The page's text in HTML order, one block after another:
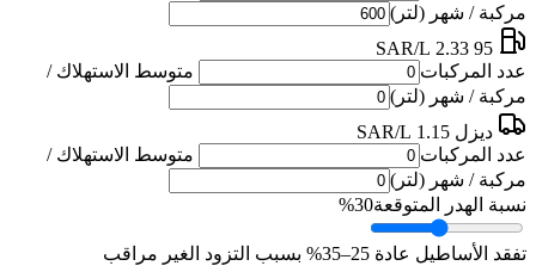
مركبة / شهر (لتر)
95
2.33 SAR/L
عدد المركبات
متوسط الاستهلاك /
مركبة / شهر (لتر)
ديزل 1.15 SAR/L
عدد المركبات
متوسط الاستهلاك /
مركبة / شهر (لتر)
نسبة الهدر المتوقعة30%
تفقد الأساطيل عادة 25–35% بسبب التزود الغير مراقب